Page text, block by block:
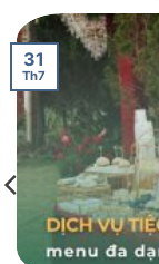
31
Th7